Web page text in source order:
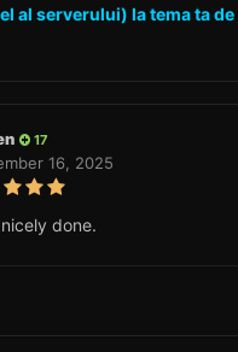
al serverului) la tema ta
17
16, 2025
done.